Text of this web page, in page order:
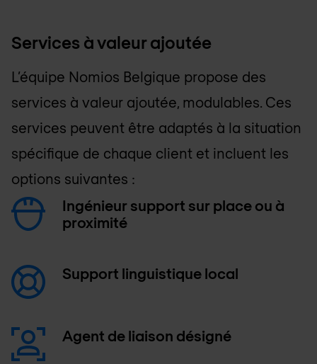
Services à valeur ajoutée
L’équipe Nomios Belgique propose des
services à valeur ajoutée, modulables. Ces
services peuvent être adaptés à la situation
spécifique de chaque client et incluent les
options suivantes :
Ingénieur support sur place ou à
proximité
Support linguistique local
Agent de liaison désigné